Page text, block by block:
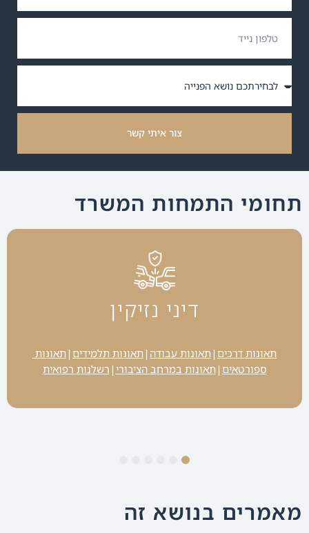
צור איתי קשר
תחומי התמחות המשרד
דיני נזיקין
תאונות דרכים | תאונות עבודה | תאונות תלמידים |
ספורטאים | תאונות במרחב הציבורי | רשלנות רפואית
מאמרים בנושא זה